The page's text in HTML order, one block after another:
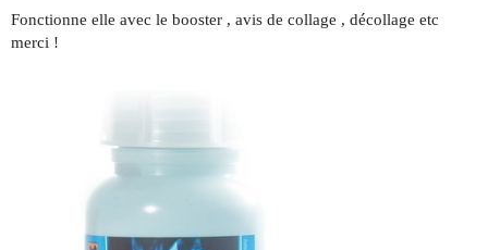
Fonctionne elle avec le booster , avis de collage , décollage etc
merci !